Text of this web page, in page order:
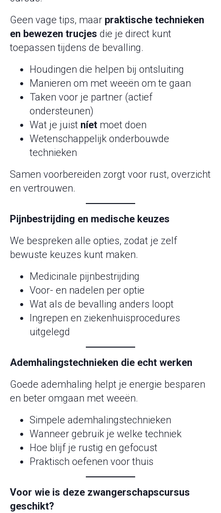
Geen vage tips, maar praktische technieken
en bewezen trucjes die je direct kunt
toepassen tijdens de bevalling.
Houdingen die helpen bij ontsluiting
Manieren om met weeën om te gaan
Taken voor je partner (actief
ondersteunen)
Wat je juist níet moet doen
Wetenschappelijk onderbouwde
technieken
Samen voorbereiden zorgt voor rust, overzicht
en vertrouwen.
Pijnbestrijding en medische keuzes
We bespreken alle opties, zodat je zelf
bewuste keuzes kunt maken.
Medicinale pijnbestrijding
Voor- en nadelen per optie
Wat als de bevalling anders loopt
Ingrepen en ziekenhuisprocedures
uitgelegd
Ademhalingstechnieken die echt werken
Goede ademhaling helpt je energie besparen
en beter omgaan met weeën.
Simpele ademhalingstechnieken
Wanneer gebruik je welke techniek
Hoe blijf je rustig en gefocust
Praktisch oefenen voor thuis
Voor wie is deze zwangerschapscursus
geschikt?